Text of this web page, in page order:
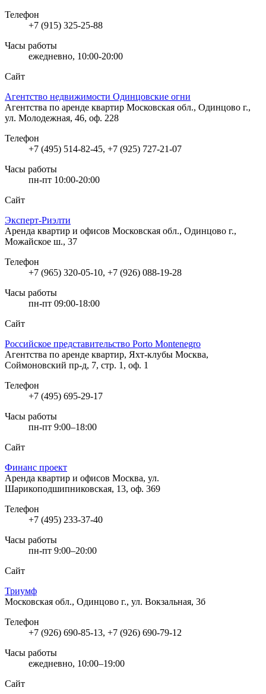
Телефон
+7 (915) 325-25-88
Часы работы
ежедневно, 10:00-20:00
Сайт
Агентство недвижимости Одинцовские огни
Агентства по аренде квартир Московская обл., Одинцово г.,
ул. Молодежная, 46, оф. 228
Телефон
+7 (495) 514-82-45, +7 (925) 727-21-07
Часы работы
пн-пт 10:00-20:00
Сайт
Эксперт-Риэлти
Аренда квартир и офисов Московская обл., Одинцово г.,
Можайское ш., 37
Телефон
+7 (965) 320-05-10, +7 (926) 088-19-28
Часы работы
пн-пт 09:00-18:00
Сайт
Российское представительство Porto Montenegro
Агентства по аренде квартир, Яхт-клубы Москва,
Соймоновский пр-д, 7, стр. 1, оф. 1
Телефон
+7 (495) 695-29-17
Часы работы
пн-пт 9:00–18:00
Сайт
Финанс проект
Аренда квартир и офисов Москва, ул.
Шарикоподшипниковская, 13, оф. 369
Телефон
+7 (495) 233-37-40
Часы работы
пн-пт 9:00–20:00
Сайт
Триумф
Московская обл., Одинцово г., ул. Вокзальная, 3б
Телефон
+7 (926) 690-85-13, +7 (926) 690-79-12
Часы работы
ежедневно, 10:00–19:00
Сайт